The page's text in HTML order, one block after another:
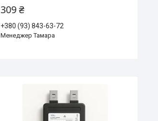
309 ₴
+380 (93) 843-63-72
Менеджер Тамара